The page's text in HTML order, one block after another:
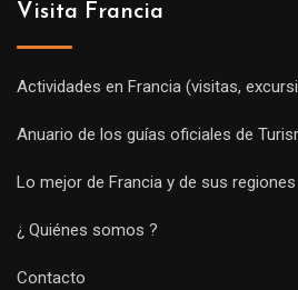
Visita Francia
Actividades en Francia (visitas,
Anuario de los guías oficiales de
Lo mejor de Francia y de sus regiones
¿ Quiénes somos ?
Contacto